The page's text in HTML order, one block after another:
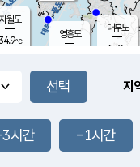
풍도
1.7m/s
영흥도
자월도
℃
대부도
35.0
지
시간 -1시간